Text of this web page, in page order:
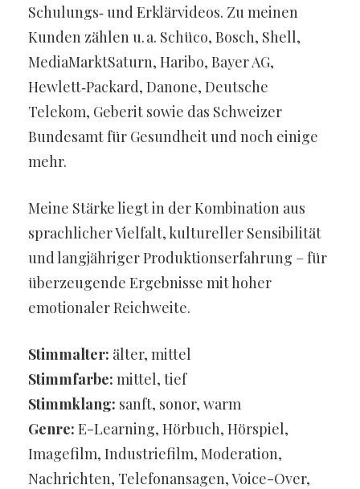
Schulungs‑ und Erklärvideos. Zu meinen
Kunden zählen u. a. Schüco, Bosch, Shell,
MediaMarktSaturn, Haribo, Bayer AG,
Hewlett‑Packard, Danone, Deutsche
Telekom, Geberit sowie das Schweizer
Bundesamt für Gesundheit und noch einige
mehr.
Meine Stärke liegt in der Kombination aus
sprachlicher Vielfalt, kultureller Sensibilität
und langjähriger Produktionserfahrung – für
überzeugende Ergebnisse mit hoher
emotionaler Reichweite.
Stimmalter: älter, mittel
Stimmfarbe: mittel, tief
Stimmklang: sanft, sonor, warm
Genre: E-Learning, Hörbuch, Hörspiel,
Imagefilm, Industriefilm, Moderation,
Nachrichten, Telefonansagen, Voice-Over,